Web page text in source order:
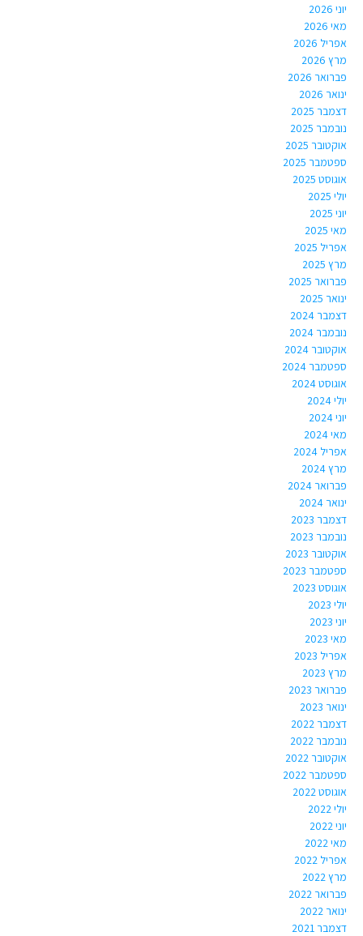
יוני 2026
מאי 2026
אפריל 2026
מרץ 2026
פברואר 2026
ינואר 2026
דצמבר 2025
נובמבר 2025
אוקטובר 2025
ספטמבר 2025
אוגוסט 2025
יולי 2025
יוני 2025
מאי 2025
אפריל 2025
מרץ 2025
פברואר 2025
ינואר 2025
דצמבר 2024
נובמבר 2024
אוקטובר 2024
ספטמבר 2024
אוגוסט 2024
יולי 2024
יוני 2024
מאי 2024
אפריל 2024
מרץ 2024
פברואר 2024
ינואר 2024
דצמבר 2023
נובמבר 2023
אוקטובר 2023
ספטמבר 2023
אוגוסט 2023
יולי 2023
יוני 2023
מאי 2023
אפריל 2023
מרץ 2023
פברואר 2023
ינואר 2023
דצמבר 2022
נובמבר 2022
אוקטובר 2022
ספטמבר 2022
אוגוסט 2022
יולי 2022
יוני 2022
מאי 2022
אפריל 2022
מרץ 2022
פברואר 2022
ינואר 2022
דצמבר 2021